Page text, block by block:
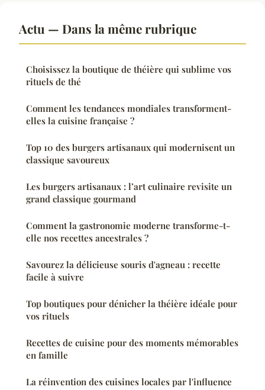
Actu — Dans la même rubrique
Choisissez la boutique de théière qui sublime vos
rituels de thé
Comment les tendances mondiales transforment-
elles la cuisine française ?
Top 10 des burgers artisanaux qui modernisent un
classique savoureux
Les burgers artisanaux : l’art culinaire revisite un
grand classique gourmand
Comment la gastronomie moderne transforme-t-
elle nos recettes ancestrales ?
Savourez la délicieuse souris d'agneau : recette
facile à suivre
Top boutiques pour dénicher la théière idéale pour
vos rituels
Recettes de cuisine pour des moments mémorables
en famille
La réinvention des cuisines locales par l'influence